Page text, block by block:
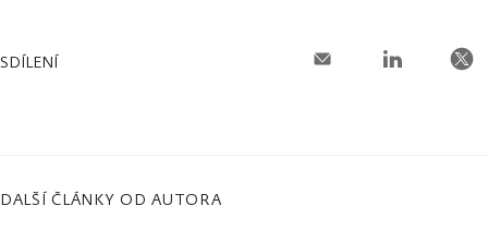
SDÍLENÍ
DALŠÍ ČLÁNKY OD AUTORA